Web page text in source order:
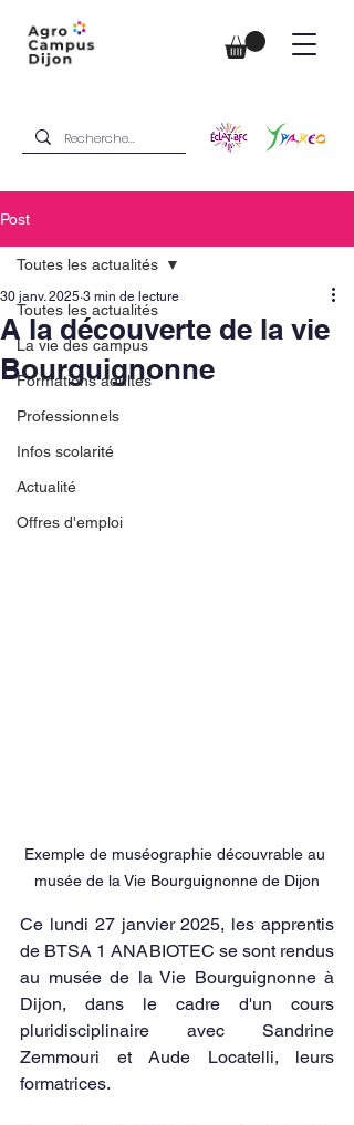
Post
Toutes les actualités
La vie des campus
Formations adultes
Professionnels
Infos scolarité
Actualité
Offres d'emploi
Toutes les actualités
A la découverte de la vie
Bourguignonne
30 janv. 2025 3 min de lecture
Exemple de muséographie découvrable au
musée de la Vie Bourguignonne de Dijon
Ce lundi 27 janvier 2025, les apprentis
de BTSA 1 ANABIOTEC se sont rendus
au musée de la Vie Bourguignonne à
Dijon, dans le cadre d'un cours
pluridisciplinaire avec Sandrine
Zemmouri et Aude Locatelli, leurs
formatrices.